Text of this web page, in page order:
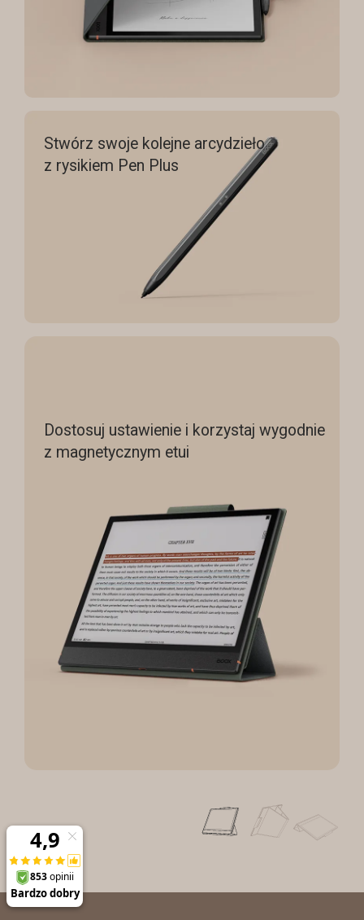
Stwórz swoje kolejne arcydzieło
z rysikiem Pen Plus
Dostosuj ustawienie i korzystaj wygodnie
z magnetycznym etui